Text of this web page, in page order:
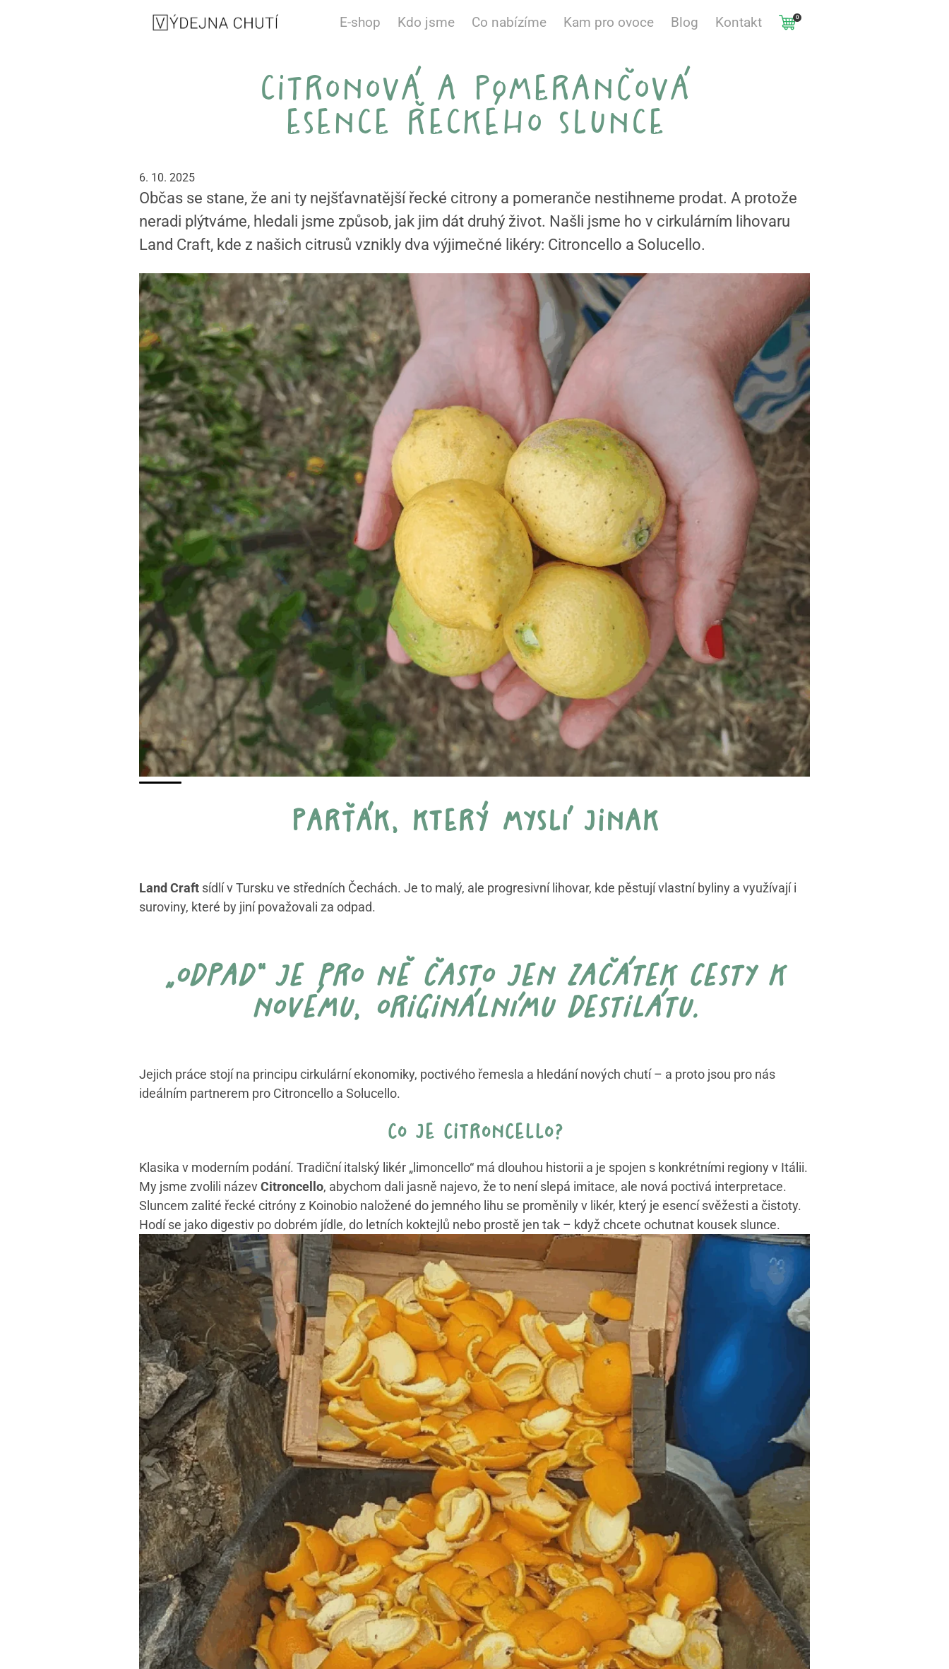
E-shop Kdo jsme Co nabízíme Kam pro ovoce Blog Kontakt 0
citronová a pomerančová
esence řeckého slunce
6. 10. 2025
Občas se stane, že ani ty nejšťavnatější řecké citrony a pomeranče nestihneme prodat. A protože
neradi plýtváme, hledali jsme způsob, jak jim dát druhý život. Našli jsme ho v cirkulárním lihovaru
Land Craft, kde z našich citrusů vznikly dva výjimečné likéry: Citroncello a Solucello.
parťák, který myslí jinak
Land Craft sídlí v Tursku ve středních Čechách. Je to malý, ale progresivní lihovar, kde pěstují vlastní byliny a využívají i
suroviny, které by jiní považovali za odpad.
„odpad“ je pro ně často jen začátek cesty k
novému, originálnímu destilátu.
Jejich práce stojí na principu cirkulární ekonomiky, poctivého řemesla a hledání nových chutí – a proto jsou pro nás
ideálním partnerem pro Citroncello a Solucello.
co je citroncello?
Klasika v moderním podání. Tradiční italský likér „limoncello“ má dlouhou historii a je spojen s konkrétními regiony v Itálii.
My jsme zvolili názevCitroncello, abychom dali jasně najevo, že to není slepá imitace, ale nová poctivá interpretace.
Sluncem zalité řecké citróny z Koinobio naložené do jemného lihu se proměnily v likér, který je esencí svěžesti a čistoty.
Hodí se jako digestiv po dobrém jídle, do letních koktejlů nebo prostě jen tak – když chcete ochutnat kousek slunce.